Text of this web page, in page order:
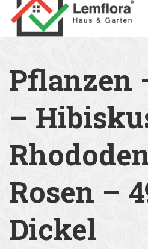
Pflanzen
–
Rosen –
Dickel